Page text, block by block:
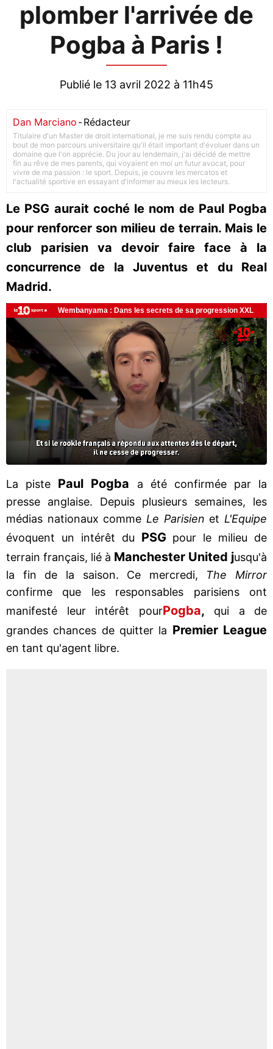
plomber l'arrivée de
Pogba à Paris !
Publié le 13 avril 2022 à 11h45
Dan Marciano -Rédacteur
Titulaire d'un Master de droit international, je me suis rendu compte au
bout de mon parcours universitaire qu'il était important d'évoluer dans un
domaine que l'on apprécie. Du jour au lendemain, j'ai décidé de mettre
fin au rêve de mes parents, qui voyaient en moi un futur avocat, pour
vivre de ma passion : le sport. Depuis, je couvre les mercatos et
l'actualité sportive en essayant d'informer au mieux les lecteurs.
Le PSG aurait coché le nom de Paul Pogba
pour renforcer son milieu de terrain. Mais le
club parisien va devoir faire face à la
concurrence de la Juventus et du Real
Madrid.
La piste Paul Pogba a été confirmée par la
presse anglaise. Depuis plusieurs semaines, les
médias nationaux comme Le Parisien et L'Equipe
évoquent un intérêt du PSGpour le milieu de
terrain français, lié à Manchester United jusqu'à
la fin de la saison. Ce mercredi, The Mirror
confirme que les responsables parisiens ont
manifesté leur intérêt pourPogba, qui a de
grandes chances de quitter la Premier League
en tant qu'agent libre.